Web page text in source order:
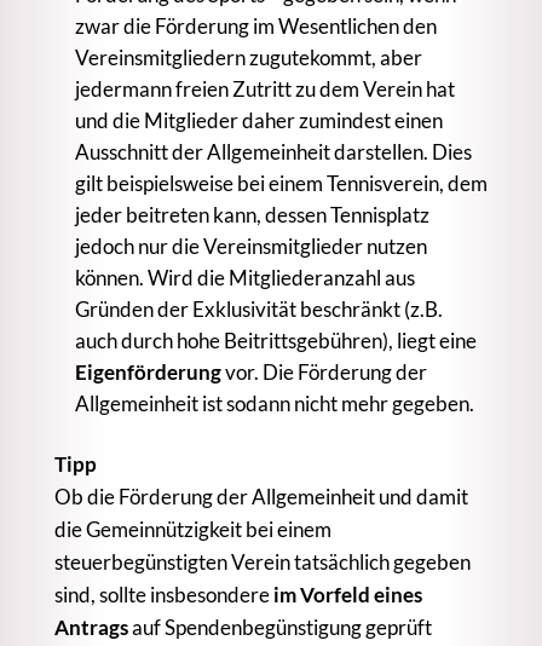
zwar die Förderung im Wesentlichen den
Vereinsmitgliedern zugutekommt, aber
jedermann freien Zutritt zu dem Verein hat
und die Mitglieder daher zumindest einen
Ausschnitt der Allgemeinheit darstellen. Dies
gilt beispielsweise bei einem Tennisverein, dem
jeder beitreten kann, dessen Tennisplatz
jedoch nur die Vereinsmitglieder nutzen
können. Wird die Mitgliederanzahl aus
Gründen der Exklusivität beschränkt (z.B.
auch durch hohe Beitrittsgebühren), liegt eine
Eigenförderungvor. Die Förderung der
Allgemeinheit ist sodann nicht mehr gegeben.
Tipp
Ob die Förderung der Allgemeinheit und damit
die Gemeinnützigkeit bei einem
steuerbegünstigten Verein tatsächlich gegeben
sind, sollte insbesondereim Vorfeld eines
Antragsauf Spendenbegünstigung geprüft